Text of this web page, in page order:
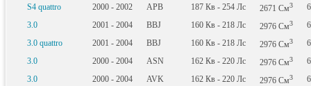
S4 quattro
2000 - 2002 APB 187 Кв - 254 Лс 2671 См3
6
3.0
2001 - 2004 BBJ 160 Кв - 218 Лс 2976 См3
6
3.0 quattro
2001 - 2004 BBJ 160 Кв - 218 Лс 2976 См3
6
3.0
2000 - 2004 ASN 162 Кв - 220 Лс 2976 См3
6
3.0
2000 - 2004 AVK 162 Кв - 220 Лс 2976 См3
6